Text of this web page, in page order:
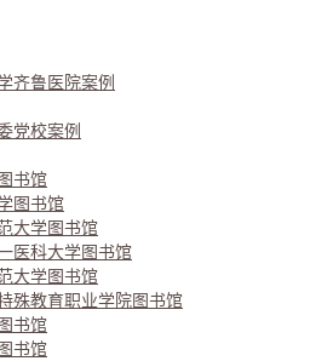
齐鲁医院案例
党校案例
书馆
图书馆
大学图书馆
医科大学图书馆
大学图书馆
殊教育职业学院图书馆
书馆
书馆